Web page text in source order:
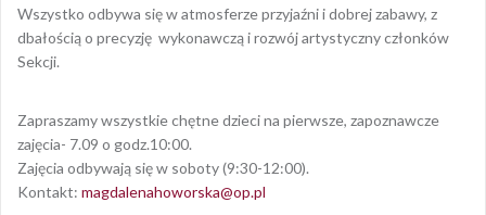
Wszystko odbywa się w atmosferze przyjaźni i dobrej zabawy, z
dbałością o precyzję wykonawczą i rozwój artystyczny członków
Sekcji.
Zapraszamy wszystkie chętne dzieci na pierwsze, zapoznawcze
zajęcia- 7.09 o godz.10:00.
Zajęcia odbywają się w soboty (9:30-12:00).
Kontakt: magdalenahoworska@op.pl